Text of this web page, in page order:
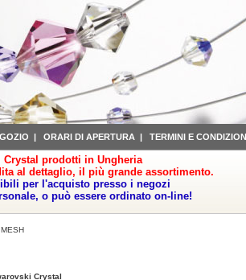
| ORARI DI APERTURA | TERMINI E
Crystal prodotti in Ungheria
al dettaglio, il più grande assortimento.
per l'acquisto presso i negozi
o può essere ordinato on-line!
Crystal